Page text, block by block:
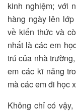
kinh nghiệm; với
hàng ngày lên
về kiến thức và
nhất là các em
trú của nhà
em các kĩ năng
mà các em đi học
Không chỉ có